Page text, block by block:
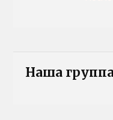
Наша